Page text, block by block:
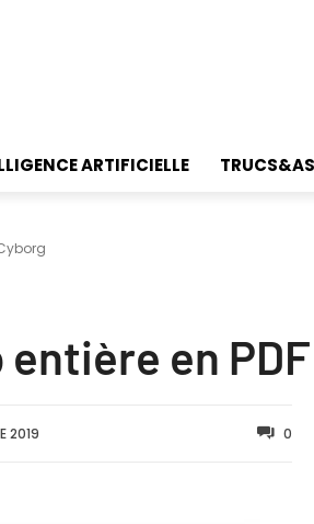
ARTIFICIELLE
en
2019 0